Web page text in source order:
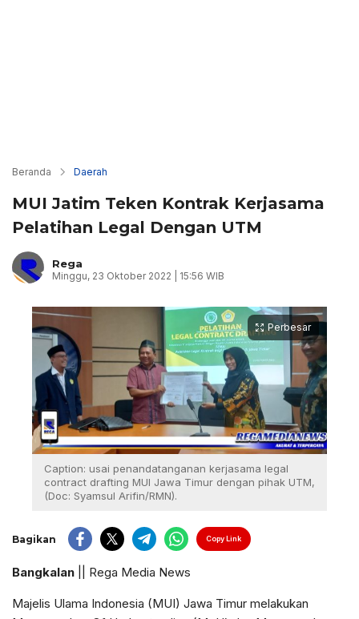
Beranda Daerah
MUI Jatim Teken Kontrak Kerjasama
Pelatihan Legal Dengan UTM
Rega
Minggu, 23 Oktober 2022 | 15:56 WIB
Perbesar
Caption: usai penandatanganan kerjasama legal
contract drafting MUI Jawa Timur dengan pihak UTM,
(Doc: Syamsul Arifin/RMN).
Bagikan Copy Link
Bangkalan || Rega Media News
Majelis Ulama Indonesia (MUI) Jawa Timur melakukan